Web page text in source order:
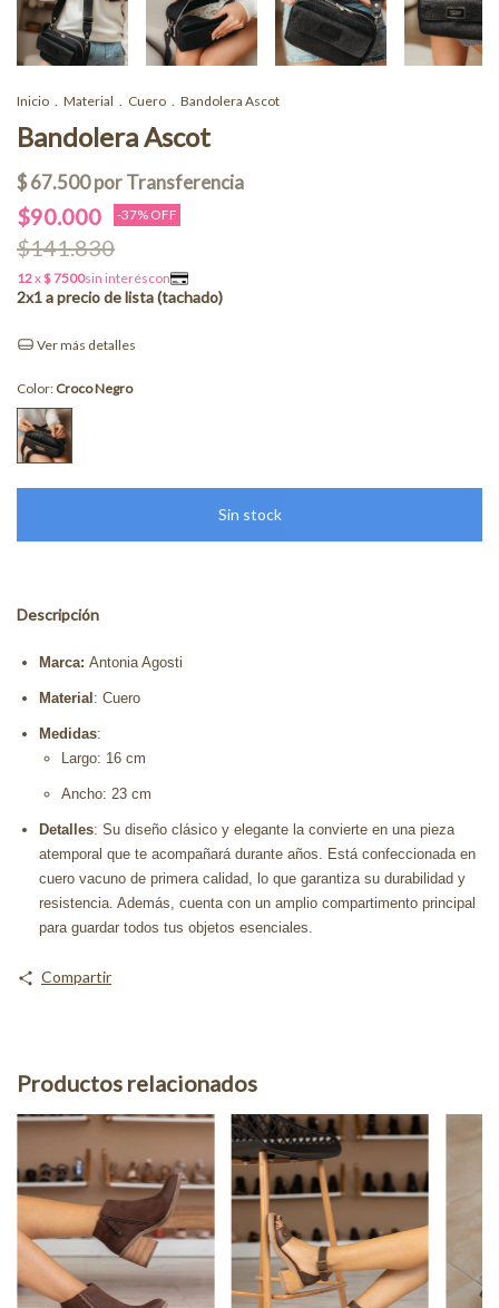
Inicio Material Cuero Bandolera Ascot
Bandolera Ascot
$90.000 -37% OFF
$141.830
Ver más detalles
Color: Croco Negro
Descripción
Marca: Antonia Agosti
Material : Cuero
Medidas:
Largo: 16 cm
Ancho: 23 cm
Detalles: Su diseño clásico y elegante la convierte en una pieza
atemporal que te acompañará durante años. Está confeccionada en
cuero vacuno de primera calidad, lo que garantiza su durabilidad y
resistencia. Además, cuenta con un amplio compartimento principal
para guardar todos tus objetos esenciales.
Compartir
Productos relacionados